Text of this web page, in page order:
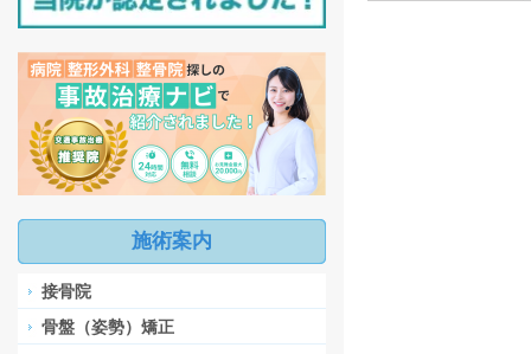
施術案内
接骨院
骨盤（姿勢）矯正